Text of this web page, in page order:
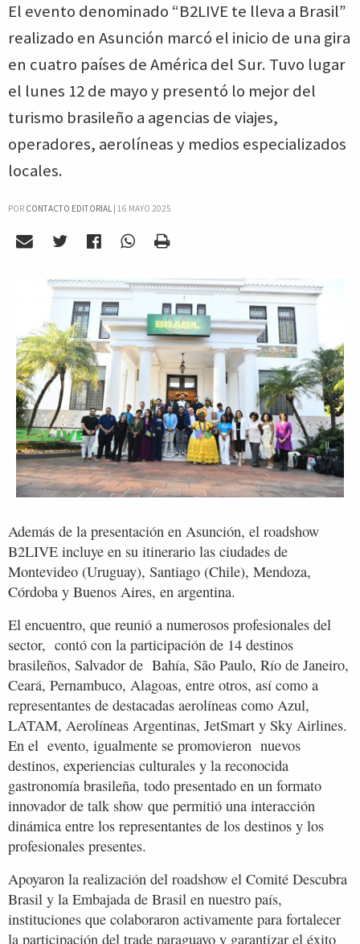
El evento denominado “B2LIVE te lleva a Brasil”
realizado en Asunción marcó el inicio de una gira
en cuatro países de América del Sur. Tuvo lugar
el lunes 12 de mayo y presentó lo mejor del
turismo brasileño a agencias de viajes,
operadores, aerolíneas y medios especializados
locales.
POR CONTACTO EDITORIAL| 16 MAYO 2025
Además de la presentación en Asunción, el roadshow
B2LIVE incluye en su itinerario las ciudades de
Montevideo (Uruguay), Santiago (Chile), Mendoza,
Córdoba y Buenos Aires, en argentina.
El encuentro, que reunió a numerosos profesionales del
sector, contó con la participación de 14 destinos
brasileños, Salvador de Bahía, São Paulo, Río de Janeiro,
Ceará, Pernambuco, Alagoas, entre otros, así como a
representantes de destacadas aerolíneas como Azul,
LATAM, Aerolíneas Argentinas, JetSmart y Sky Airlines.
En el evento, igualmente se promovieron nuevos
destinos, experiencias culturales y la reconocida
gastronomía brasileña, todo presentado en un formato
innovador de talk show que permitió una interacción
dinámica entre los representantes de los destinos y los
profesionales presentes.
Apoyaron la realización del roadshow el Comité Descubra
Brasil y la Embajada de Brasil en nuestro país,
instituciones que colaboraron activamente para fortalecer
la participación del trade paraguayo y garantizar el éxito